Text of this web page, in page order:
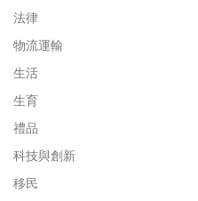
法律
物流運輸
生活
生育
禮品
科技與創新
移民